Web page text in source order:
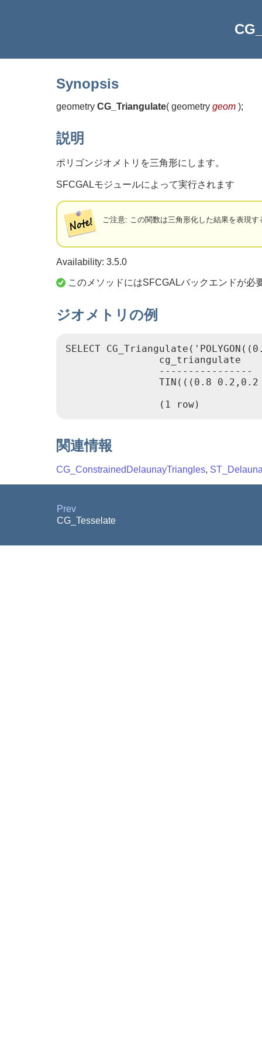
Synopsis
geometry CG_Triangulate( geometry geom );
説明
ポリゴンジオメトリを三角形にします。
SFCGALモジュールによって実行されます
ご注意: この関数は三角形化した結果を表現
Availability: 3.5.0
このメソッドにはSFCGALバックエンドが必
ジオメトリの例
SELECT
                cg_triangulate
                ----------------
TIN(((0.8
                (1 row)
関連情報
CG_ConstrainedDelaunayTriangles,
Prev
CG_Tesselate